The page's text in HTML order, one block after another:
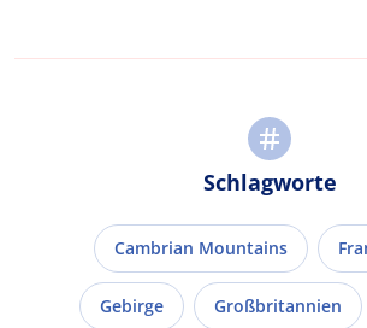
Schlagworte
Cambrian Mountains
Gebirge Großbritannien